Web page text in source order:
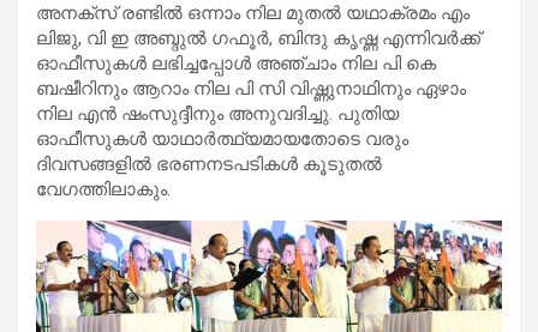
അനക്സ് രണ്ടിൽ ഒന്നാം നില മുതൽ യഥാക്രമം എം
ലിജു, വി ഇ അബ്ദുൽ ഗഫൂർ, ബിന്ദു കൃഷ്ണ എന്നിവർക്ക്
ഓഫീസുകൾ ലഭിച്ചപ്പോൾ അഞ്ചാം നില പി കെ
ബഷീറിനും ആറാം നില പി സി വിഷ്ണുനാഥിനും ഏഴാം
നില എൻ ഷംസുദ്ദീനും അനുവദിച്ചു. പുതിയ
ഓഫീസുകൾ യാഥാർത്ഥ്യമായതോടെ വരും
ദിവസങ്ങളിൽ ഭരണനടപടികൾ കൂടുതൽ
വേഗത്തിലാകും.